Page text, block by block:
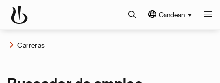
Candean
Carreras